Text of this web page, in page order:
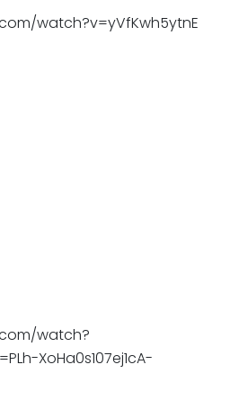
watch?v=yVfKwh5ytnE
watch?
XoHa0s107ej1cA-